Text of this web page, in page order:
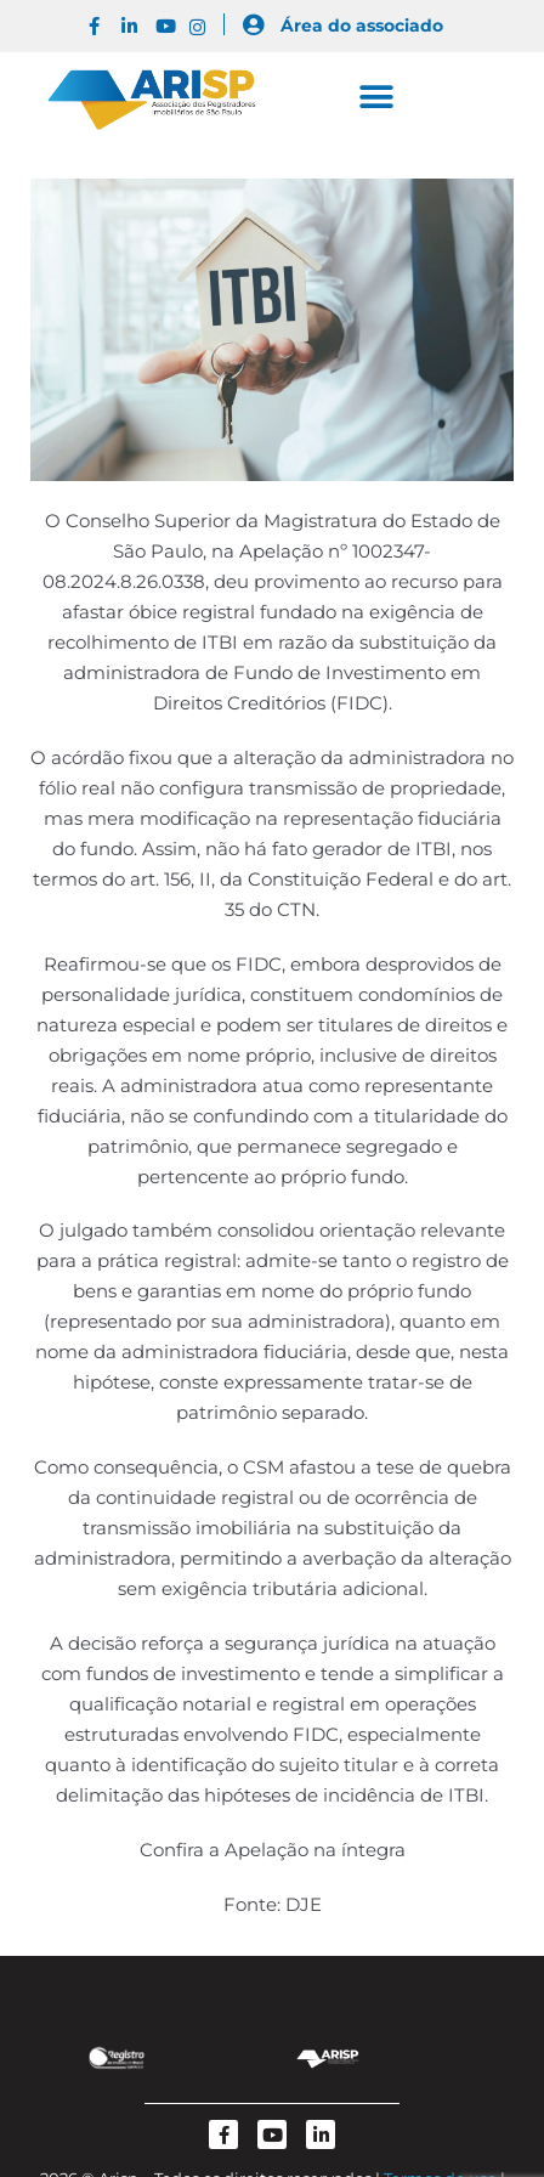
Área do associado
O Conselho Superior da Magistratura do Estado de
São Paulo, na Apelação nº 1002347-
08.2024.8.26.0338, deu provimento ao recurso para
afastar óbice registral fundado na exigência de
recolhimento de ITBI em razão da substituição da
administradora de Fundo de Investimento em
Direitos Creditórios (FIDC).
O acórdão fixou que a alteração da administradora no
fólio real não configura transmissão de propriedade,
mas mera modificação na representação fiduciária
do fundo. Assim, não há fato gerador de ITBI, nos
termos do art. 156, II, da Constituição Federal e do art.
35 do CTN.
Reafirmou-se que os FIDC, embora desprovidos de
personalidade jurídica, constituem condomínios de
natureza especial e podem ser titulares de direitos e
obrigações em nome próprio, inclusive de direitos
reais. A administradora atua como representante
fiduciária, não se confundindo com a titularidade do
patrimônio, que permanece segregado e
pertencente ao próprio fundo.
O julgado também consolidou orientação relevante
para a prática registral: admite-se tanto o registro de
bens e garantias em nome do próprio fundo
(representado por sua administradora), quanto em
nome da administradora fiduciária, desde que, nesta
hipótese, conste expressamente tratar-se de
patrimônio separado.
Como consequência, o CSM afastou a tese de quebra
da continuidade registral ou de ocorrência de
transmissão imobiliária na substituição da
administradora, permitindo a averbação da alteração
sem exigência tributária adicional.
A decisão reforça a segurança jurídica na atuação
com fundos de investimento e tende a simplificar a
qualificação notarial e registral em operações
estruturadas envolvendo FIDC, especialmente
quanto à identificação do sujeito titular e à correta
delimitação das hipóteses de incidência de ITBI.
Confira a Apelação na íntegra
Fonte: DJE